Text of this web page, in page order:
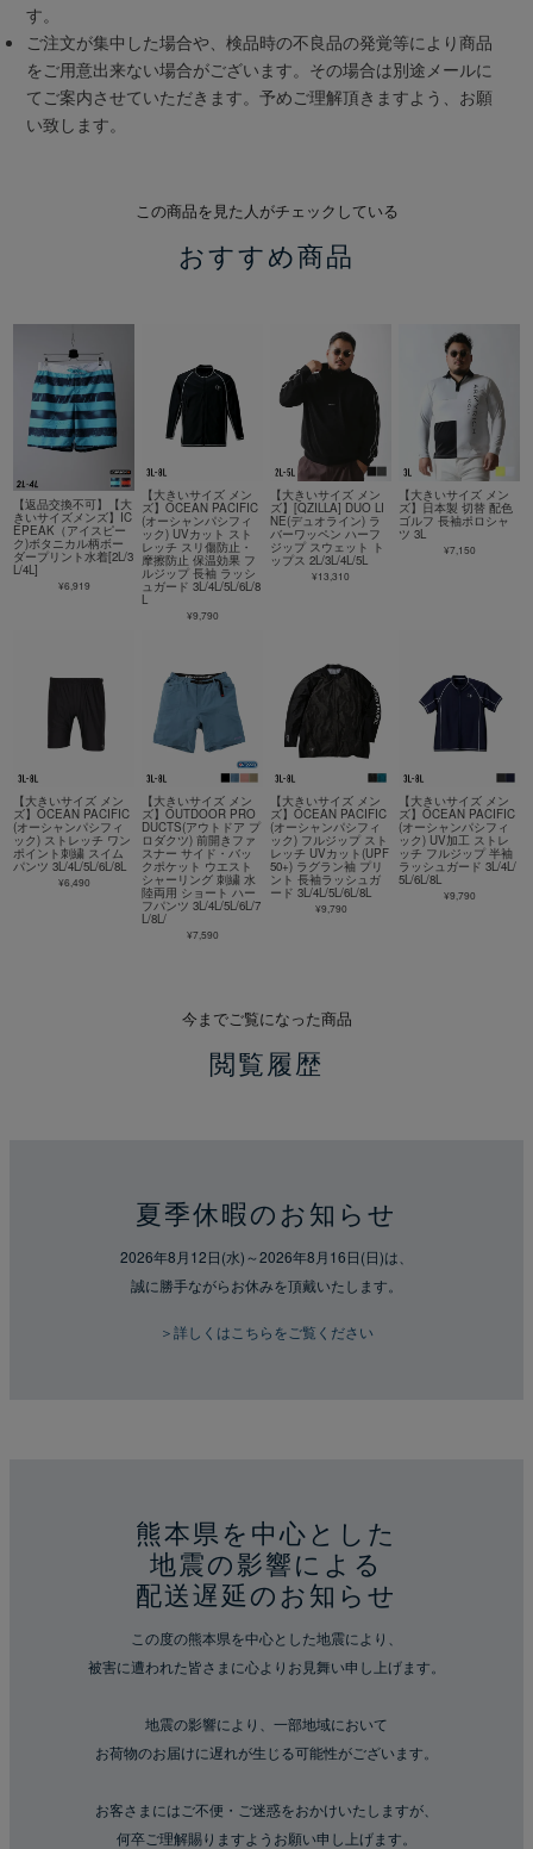
す。
ご注文が集中した場合や、検品時の不良品の発覚等により商品
をご用意出来ない場合がございます。その場合は別途メールに
てご案内させていただきます。予めご理解頂きますよう、お願
い致します。
この商品を見た人がチェックしている
おすすめ商品
【返品交換不可】【大
きいサイズメンズ】IC
EPEAK（アイスピー
ク)ボタニカル柄ボー
ダープリント水着[2L/3
L/4L]
¥6,919
【大きいサイズ メン
ズ】OCEAN PACIFIC
(オーシャンパシフィ
ック) UVカット スト
レッチ スリ傷防止・
摩擦防止 保温効果 フ
ルジップ 長袖 ラッシ
ュガード 3L/4L/5L/6L/8
L
¥9,790
【大きいサイズ メン
ズ】[QZILLA] DUO LI
NE(デュオライン) ラ
バーワッペン ハーフ
ジップ スウェット ト
ップス 2L/3L/4L/5L
¥13,310
【大きいサイズ メン
ズ】日本製 切替 配色
ゴルフ 長袖ポロシャ
ツ 3L
¥7,150
【大きいサイズ メン
ズ】OCEAN PACIFIC
(オーシャンパシフィ
ック) ストレッチ ワン
ポイント刺繍 スイム
パンツ 3L/4L/5L/6L/8L
¥6,490
【大きいサイズ メン
ズ】OUTDOOR PRO
DUCTS(アウトドア プ
ロダクツ) 前開きファ
スナー サイド・バッ
クポケット ウエスト
シャーリング 刺繍 水
陸両用 ショート ハー
フパンツ 3L/4L/5L/6L/7
L/8L/
¥7,590
【大きいサイズ メン
ズ】OCEAN PACIFIC
(オーシャンパシフィ
ック) フルジップ スト
レッチ UVカット(UPF
50+) ラグラン袖 プリ
ント 長袖ラッシュガ
ード 3L/4L/5L/6L/8L
¥9,790
【大きいサイズ メン
ズ】OCEAN PACIFIC
(オーシャンパシフィ
ック) UV加工 ストレ
ッチ フルジップ 半袖
ラッシュガード 3L/4L/
5L/6L/8L
¥9,790
今までご覧になった商品
閲覧履歴
夏季休暇のお知らせ
2026年8月12日(水)～2026年8月16日(日)は、
誠に勝手ながらお休みを頂戴いたします。
＞詳しくはこちらをご覧ください
熊本県を中心とした
地震の影響による
配送遅延のお知らせ
この度の熊本県を中心とした地震により、
被害に遭われた皆さまに心よりお見舞い申し上げます。
地震の影響により、一部地域において
お荷物のお届けに遅れが生じる可能性がございます。
お客さまにはご不便・ご迷惑をおかけいたしますが、
何卒ご理解賜りますようお願い申し上げます。